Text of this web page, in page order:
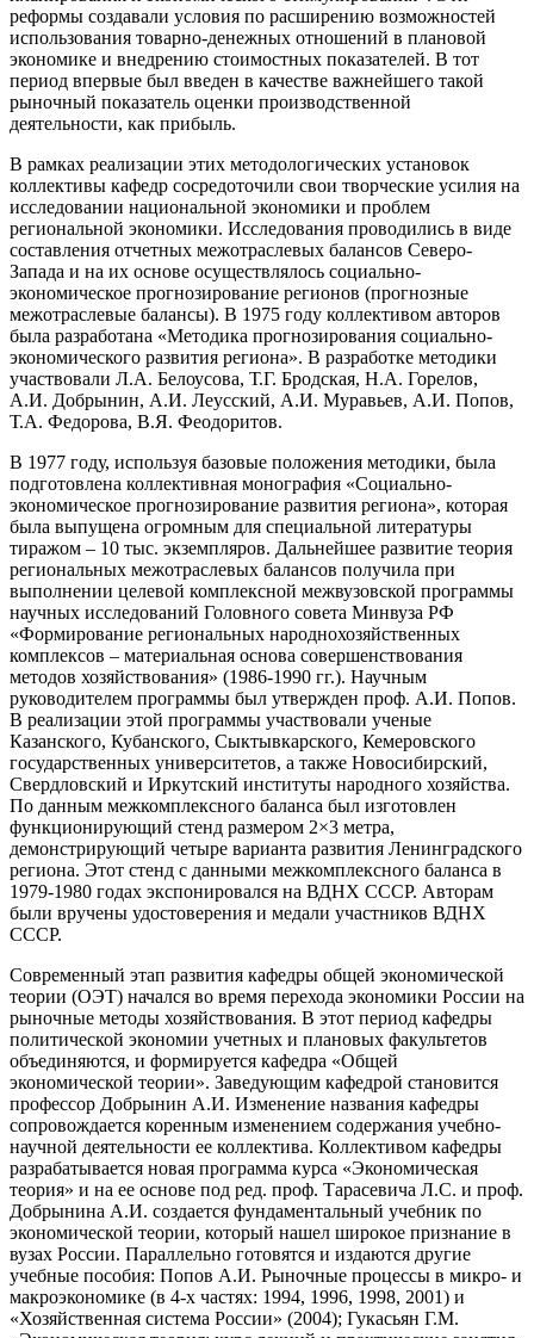
реформы создавали условия по расширению возможностей
использования товарно-денежных отношений в плановой
экономике и внедрению стоимостных показателей. В тот
период впервые был введен в качестве важнейшего такой
рыночный показатель оценки производственной
деятельности, как прибыль.
В рамках реализации этих методологических установок
коллективы кафедр сосредоточили свои творческие усилия на
исследовании национальной экономики и проблем
региональной экономики. Исследования проводились в виде
составления отчетных межотраслевых балансов Северо-
Запада и на их основе осуществлялось социально-
экономическое прогнозирование регионов (прогнозные
межотраслевые балансы). В 1975 году коллективом авторов
была разработана «Методика прогнозирования социально-
экономического развития региона». В разработке методики
участвовали Л.А. Белоусова, Т.Г. Бродская, Н.А. Горелов,
А.И. Добрынин, А.И. Леусский, А.И. Муравьев, А.И. Попов,
Т.А. Федорова, В.Я. Феодоритов.
В 1977 году, используя базовые положения методики, была
подготовлена коллективная монография «Социально-
экономическое прогнозирование развития региона», которая
была выпущена огромным для специальной литературы
тиражом – 10 тыс. экземпляров. Дальнейшее развитие теория
региональных межотраслевых балансов получила при
выполнении целевой комплексной межвузовской программы
научных исследований Головного совета Минвуза РФ
«Формирование региональных народнохозяйственных
комплексов – материальная основа совершенствования
методов хозяйствования» (1986-1990 гг.). Научным
руководителем программы был утвержден проф. А.И. Попов.
В реализации этой программы участвовали ученые
Казанского, Кубанского, Сыктывкарского, Кемеровского
государственных университетов, а также Новосибирский,
Свердловский и Иркутский институты народного хозяйства.
По данным межкомплексного баланса был изготовлен
функционирующий стенд размером 2×3 метра,
демонстрирующий четыре варианта развития Ленинградского
региона. Этот стенд с данными межкомплексного баланса в
1979-1980 годах экспонировался на ВДНХ СССР. Авторам
были вручены удостоверения и медали участников ВДНХ
СССР.
Современный этап развития кафедры общей экономической
теории (ОЭТ) начался во время перехода экономики России на
рыночные методы хозяйствования. В этот период кафедры
политической экономии учетных и плановых факультетов
объединяются, и формируется кафедра «Общей
экономической теории». Заведующим кафедрой становится
профессор Добрынин А.И. Изменение названия кафедры
сопровождается коренным изменением содержания учебно-
научной деятельности ее коллектива. Коллективом кафедры
разрабатывается новая программа курса «Экономическая
теория» и на ее основе под ред. проф. Тарасевича Л.С. и проф.
Добрынина А.И. создается фундаментальный учебник по
экономической теории, который нашел широкое признание в
вузах России. Параллельно готовятся и издаются другие
учебные пособия: Попов А.И. Рыночные процессы в микро- и
макроэкономике (в 4-х частях: 1994, 1996, 1998, 2001) и
«Хозяйственная система России» (2004); Гукасьян Г.М.